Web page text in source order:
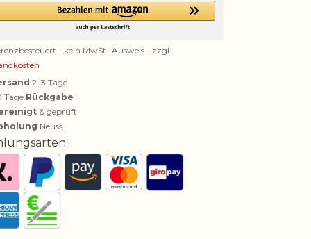
- kein MwSt.-Ausweis - zzgl.
2–3 Tage
Tage Rückgabe
& geprüft
Neuss